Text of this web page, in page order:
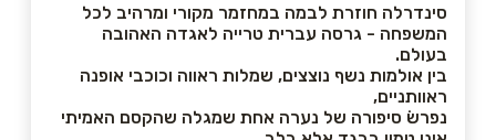
סינדרלה חוזרת לבמה במחזמר מקורי ומרהיב לכל
המשפחה - גרסה עברית טרייה לאגדה האהובה
בעולם.
בין אולמות נשף נוצצים, שמלות ראווה וכוכבי אופנה
ראוותניים,
נפרשׂ סיפורה של נערה אחת שמגלה שהקסם האמיתי